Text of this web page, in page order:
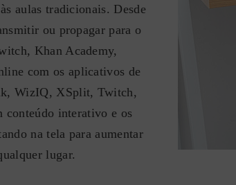
aulas tradicionais. Desde
ou propagar para o
Khan Academy,
com os aplicativos de
WizIQ, XSplit, Twitch,
conteúdo interativo e os
na tela para aumentar
lugar.